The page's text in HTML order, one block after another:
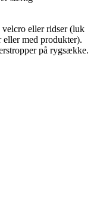
velcro eller ridser (luk
eller med produkter).
på rygsække.